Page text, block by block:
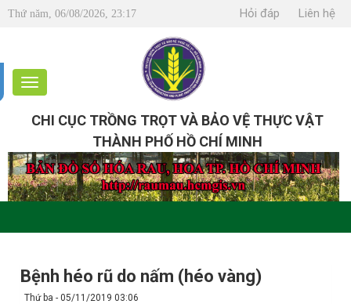
Thứ năm, 06/08/2026, 23:17 Hỏi đáp Liên hệ
CHI CỤC TRỒNG TRỌT VÀ BẢO VỆ THỰC VẬT
THÀNH PHỐ HỒ CHÍ MINH
Bệnh héo rũ do nấm (héo vàng)
Thứ ba - 05/11/2019 03:06